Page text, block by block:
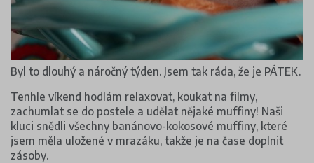
Byl to dlouhý a náročný týden. Jsem tak ráda, že je PÁTEK.
Tenhle víkend hodlám relaxovat, koukat na filmy,
zachumlat se do postele a udělat nějaké muffiny! Naši
kluci snědli všechny banánovo-kokosové muffiny, které
jsem měla uložené v mrazáku, takže je na čase doplnit
zásoby.